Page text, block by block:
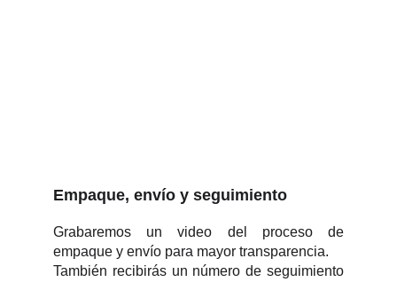
Empaque, envío y seguimiento
Grabaremos un video del proceso de
empaque y envío para mayor transparencia.
También recibirás un número de seguimiento